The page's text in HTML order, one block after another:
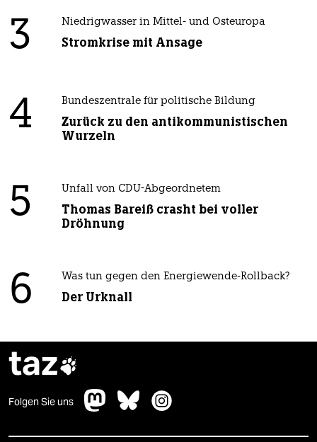
3 Niedrigwasser in Mittel- und Osteuropa
Stromkrise mit Ansage
4 Bundeszentrale für politische Bildung
Zurück zu den antikommunistischen
Wurzeln
5 Unfall von CDU-Abgeordnetem
Thomas Bareiß crasht bei voller
Dröhnung
6 Was tun gegen den Energiewende-Rollback?
Der Urknall
taz
Folgen Sie uns